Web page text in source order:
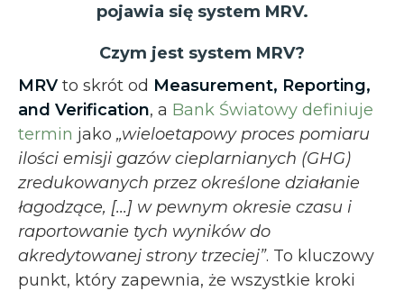
pojawia się system MRV.
Czym jest system MRV?
MRV to skrót od Measurement, Reporting,
and Verification, a Bank Światowy definiuje
termin jako „wieloetapowy proces pomiaru
ilości emisji gazów cieplarnianych (GHG)
zredukowanych przez określone działanie
łagodzące, [...] w pewnym okresie czasu i
raportowanie tych wyników do
akredytowanej strony trzeciej”. To kluczowy
punkt, który zapewnia, że wszystkie kroki